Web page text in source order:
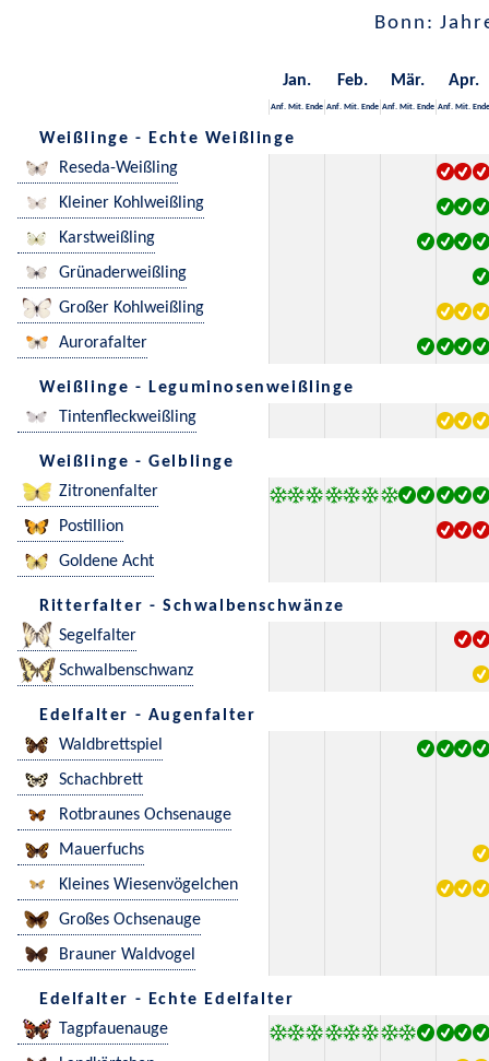
Bonn:
Jan. Feb. Mär. Apr.
Anf. Mit. Ende Anf. Mit. Ende Anf. Mit. Ende Anf. Mit. Ende
Weißlinge - Echte Weißlinge
Reseda-Weißling
Kleiner Kohlweißling
Karstweißling
Grünaderweißling
Großer Kohlweißling
Aurorafalter
Weißlinge - Leguminosenweißlinge
Tintenfleckweißling
Weißlinge - Gelblinge
Zitronenfalter
Postillion
Goldene Acht
Ritterfalter - Schwalbenschwänze
Segelfalter
Schwalbenschwanz
Edelfalter - Augenfalter
Waldbrettspiel
Schachbrett
Rotbraunes Ochsenauge
Mauerfuchs
Kleines Wiesenvögelchen
Großes Ochsenauge
Brauner Waldvogel
Edelfalter - Echte Edelfalter
Tagpfauenauge